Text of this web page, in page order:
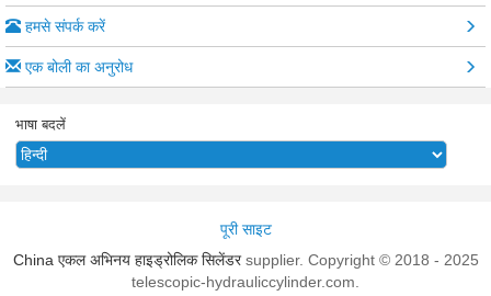
हमसे संपर्क करें
एक बोली का अनुरोध
भाषा बदलें
पूरी साइट
China एकल अभिनय हाइड्रोलिक सिलेंडरsupplier. Copyright © 2018 - 2025
telescopic-hydrauliccylinder.com.